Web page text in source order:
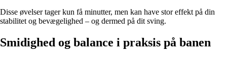
Disse øvelser tager kun få minutter, men kan have stor effekt på din
stabilitet og bevægelighed – og dermed på dit sving.
Smidighed og balance i praksis på banen